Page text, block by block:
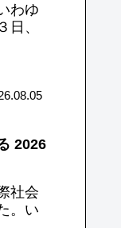
わゆ
日、
2026
社会
。い